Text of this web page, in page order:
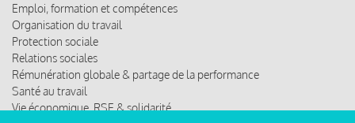
Emploi, formation et compétences
Organisation du travail
Protection sociale
Relations sociales
Rémunération globale & partage de la performance
Santé au travail
Vie économique, RSE & solidarité